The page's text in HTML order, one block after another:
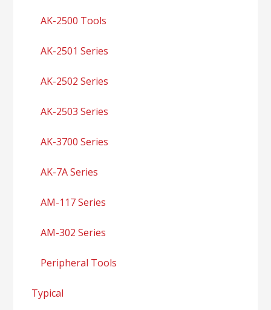
AK-2500 Tools
AK-2501 Series
AK-2502 Series
AK-2503 Series
AK-3700 Series
AK-7A Series
AM-117 Series
AM-302 Series
Peripheral Tools
Typical